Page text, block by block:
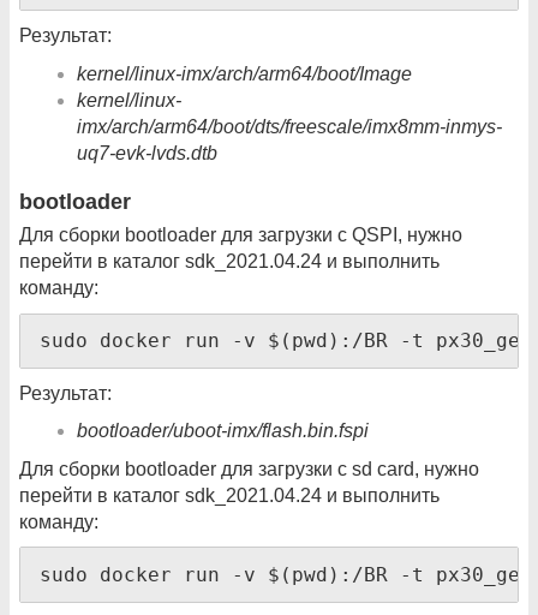
Результат:
kernel/linux-imx/arch/arm64/boot/Image
kernel/linux-
imx/arch/arm64/boot/dts/freescale/imx8mm-inmys-
uq7-evk-lvds.dtb
bootloader
Для сборки bootloader для загрузки с QSPI, нужно
перейти в каталог sdk_2021.04.24 и выполнить
команду:
sudo docker run -v $(pwd):/BR -t
Результат:
bootloader/uboot-imx/flash.bin.fspi
Для сборки bootloader для загрузки с sd card, нужно
перейти в каталог sdk_2021.04.24 и выполнить
команду:
sudo docker run -v $(pwd):/BR -t